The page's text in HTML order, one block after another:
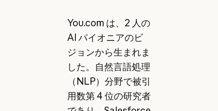
You.com は、2 人の
AI パイオニアのビ
ジョンから生まれま
した。自然言語処理
（NLP）分野で被引
用数第 4 位の研究者